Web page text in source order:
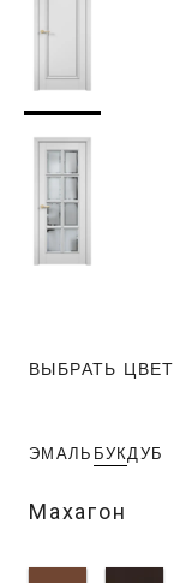
ВЫБРАТЬ ЦВЕТ
ЭМАЛЬ БУКДУБ
Махагон